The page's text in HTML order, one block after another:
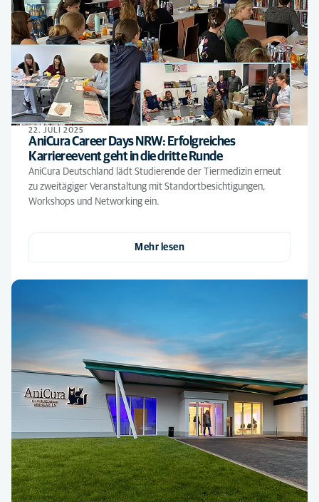
22. JULI 2025
AniCura Career Days NRW: Erfolgreiches
Karriereevent geht in die dritte Runde
AniCura Deutschland lädt Studierende der Tiermedizin erneut
zu zweitägiger Veranstaltung mit Standortbesichtigungen,
Workshops und Networking ein.
Mehr lesen